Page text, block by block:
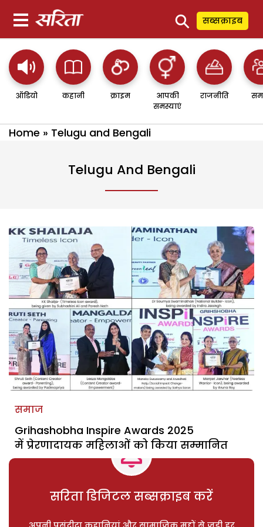
⚲ सब्सक्राइब
ऑडियो कहानी क्राइम
आपकी
समस्याएं
राजनीति
Home » Telugu and Bengali
Telugu And Bengali
समाज
Grihashobha Inspire Awards 2025
में प्रेरणादायक महिलाओं को किया सम्मानित
सरिता डिजिटल सब्सक्राइब करें